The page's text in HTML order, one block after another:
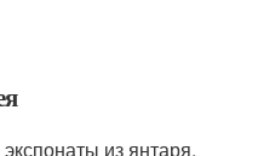
из янтаря,